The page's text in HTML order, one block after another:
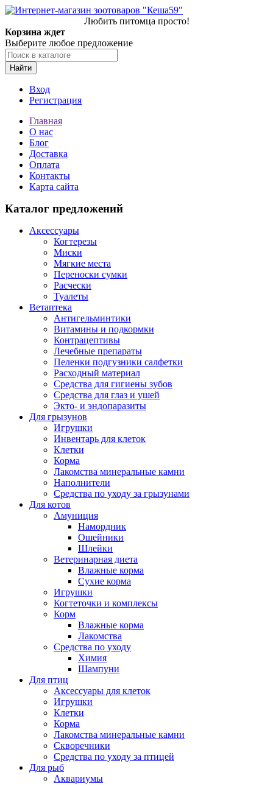
Любить питомца просто!
Корзина ждет
Выберите любое предложение
Найти
Вход
Регистрация
Главная
О нас
Блог
Доставка
Оплата
Контакты
Карта сайта
Каталог предложений
Аксессуары
Когтерезы
Миски
Мягкие места
Переноски сумки
Расчески
Туалеты
Ветаптека
Антигельминтики
Витамины и подкормки
Контрацептивы
Лечебные препараты
Пеленки подгузники салфетки
Расходный материал
Средства для гигиены зубов
Средства для глаз и ушей
Экто- и эндопаразиты
Для грызунов
Игрушки
Инвентарь для клеток
Клетки
Корма
Лакомства минеральные камни
Наполнители
Средства по уходу за грызунами
Для котов
Амуниция
Намордник
Ошейники
Шлейки
Ветеринарная диета
Влажные корма
Сухие корма
Игрушки
Когтеточки и комплексы
Корм
Влажные корма
Лакомства
Средства по уходу
Химия
Шампуни
Для птиц
Аксессуары для клеток
Игрушки
Клетки
Корма
Лакомства минеральные камни
Скворечники
Средства по уходу за птицей
Для рыб
Аквариумы